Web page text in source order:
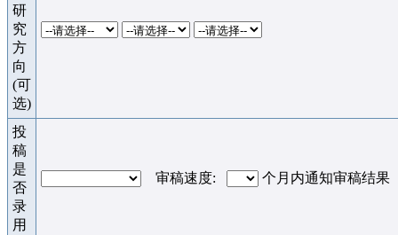
研
究
方
向
(可
选)
投
稿
是
否
录
用
审稿速度: 个月内通知审稿结果